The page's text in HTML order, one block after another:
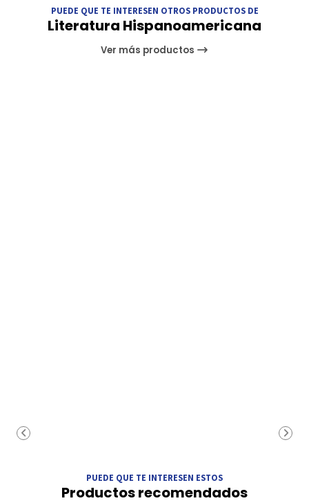
PUEDE QUE TE INTERESEN OTROS PRODUCTOS DE
Literatura Hispanoamericana
Ver más productos
PUEDE QUE TE INTERESEN ESTOS
Productos recomendados